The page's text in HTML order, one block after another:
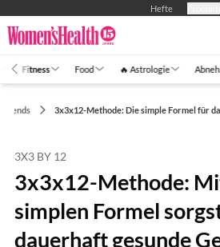
Hefte
Fitness Food 🔥 Astrologie
Trends 3x3x12-Methode: Die simple Formel für
3X3 BY 12
3x3x12-Methode:
simplen Formel
dauerhaft gesunde